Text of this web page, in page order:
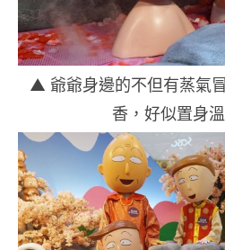
▲ 爺爺身邊的不但有蒸氣
香，好似置身